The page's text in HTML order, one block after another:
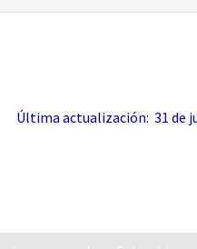
conforme con
trabajador de la pensión
Última actualización: 31 de